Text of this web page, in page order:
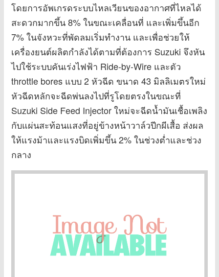
โดยการอัพเกรดระบบไหลเวียนของอากาศที่ไหลได้
สะดวกมากขึ้น 8% ในขณะเคลื่อนที่ และเพิ่มขึ้นอีก
7% ในจังหวะที่พัดลมเริ่มทำงาน และเพื่อช่วยให้
เครื่องยนต์ผลิตกำลังได้ตามที่ต้องการ Suzuki จึงหัน
ไปใช้ระบบคันเร่งไฟฟ้า Ride-by-Wire และตัว
throttle bores แบบ 2 หัวฉีด ขนาด 43 มิลลิเมตรใหม่
หัวฉีดหลักจะฉีดพ่นลงไปที่รูโดยตรงในขณะที่
Suzuki Side Feed Injector ใหม่จะฉีดน้ำมันเชื้อเพลิง
กับแผ่นสะท้อนแสงที่อยู่ข้างหน้าวาล์วปีกผีเสื้อ ส่งผล
ให้แรงม้าและแรงบิดเพิ่มขึ้น 2% ในช่วงต่ำและช่วง
กลาง